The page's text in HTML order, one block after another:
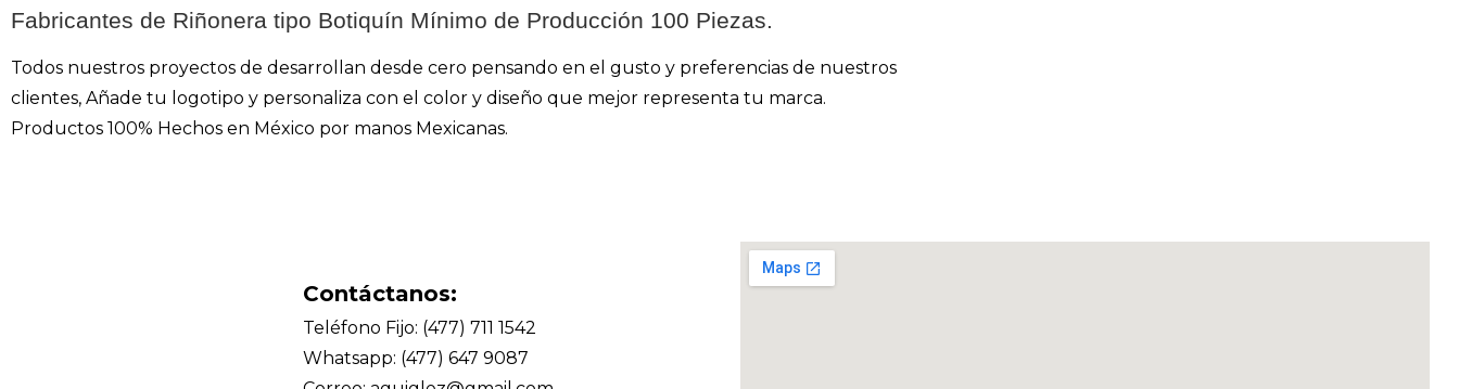
Fabricantes de Riñonera tipo Botiquín Mínimo de Producción 100 Piezas.
Todos nuestros proyectos de desarrollan desde cero pensando en el gusto y preferencias de nuestros
clientes, Añade tu logotipo y personaliza con el color y diseño que mejor representa tu marca.
Productos 100% Hechos en México por manos Mexicanas.
Contáctanos:
Teléfono Fijo: (477) 711 1542
Whatsapp: (477) 647 9087